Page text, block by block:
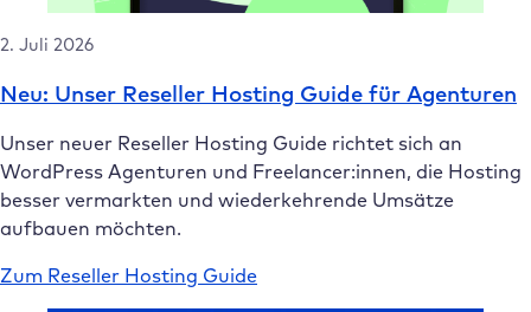
2. Juli 2026
Neu: Unser Reseller Hosting Guide für Agenturen
Unser neuer Reseller Hosting Guide richtet sich an
WordPress Agenturen und Freelancer:innen, die Hosting
besser vermarkten und wiederkehrende Umsätze
aufbauen möchten.
Zum Reseller Hosting Guide